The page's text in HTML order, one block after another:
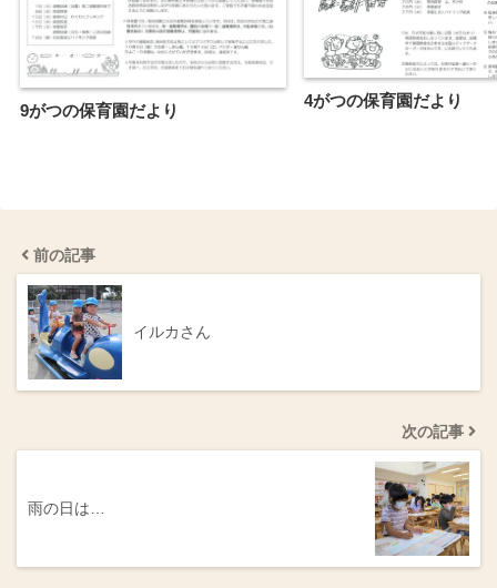
9がつの保育園だより
4がつの保育園だより
前の記事
イルカさん
次の記事
雨の日は…